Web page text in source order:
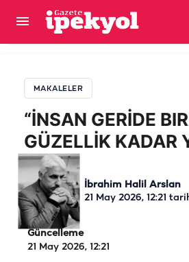
MAKALELER
“İNSAN GERİDE
GÜZELLİK KADAR
İbrahim Halil Arslan
21 May 2026, 12:21
Güncelleme
21 May 2026, 12:21
“İNSAN GERİDE BIRAKTIĞI